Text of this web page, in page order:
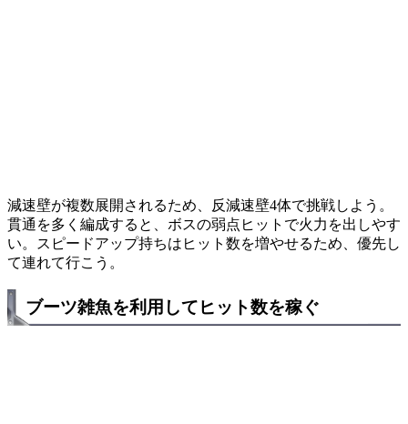
減速壁が複数展開されるため、反減速壁4体で挑戦しよう。
貫通を多く編成すると、ボスの弱点ヒットで火力を出しやす
い。スピードアップ持ちはヒット数を増やせるため、優先し
て連れて行こう。
ブーツ雑魚を利用してヒット数を稼ぐ